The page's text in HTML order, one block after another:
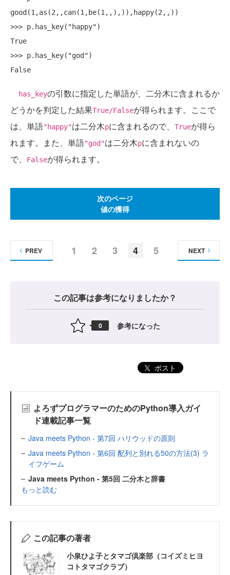
good(1,as(2,,can(1,be(1,,),)),happy(2,,))
>>> p.has_key("happy")
True
>>> p.has_key("god")
has_keyの引数に指定した単語が、二分木に含まれるか
どうかを判定した結果True/Falseが得られます。ここで
は、単語"happy"は二分木pに含まれるので、 Trueが得ら
れます。また、単語"god"は二分木pに含まれないの
で、
Falseが得られます。
次のページ
値の獲得
1 2 3 4 5
PREV NEXT
この記事は参考になりましたか？
0 参考になった
ポスト
よろずプログラマーのためのPython導入ガイ
ド連載記事一覧
Java meets Python - 第7回 ハリウッドの原則
Java meets Python - 第6回 配列と別れる50の方法(3) ラ
イフゲーム
Java meets Python - 第5回 二分木と辞書
もっと読む
この記事の著者
小泉ひよ子とタマゴ倶楽部（コイズミヒヨ
コトタマゴクラブ）